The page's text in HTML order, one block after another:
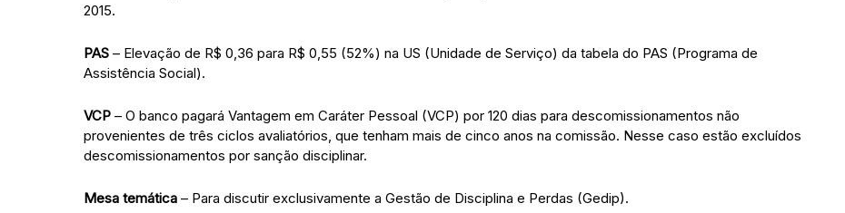
2015.
PAS – Elevação de R$ 0,36 para R$ 0,55 (52%) na US (Unidade de Serviço) da tabela do PAS (Programa de
Assistência Social).
VCP – O banco pagará Vantagem em Caráter Pessoal (VCP) por 120 dias para descomissionamentos não
provenientes de três ciclos avaliatórios, que tenham mais de cinco anos na comissão. Nesse caso estão excluídos
descomissionamentos por sanção disciplinar.
Mesa temática – Para discutir exclusivamente a Gestão de Disciplina e Perdas (Gedip).